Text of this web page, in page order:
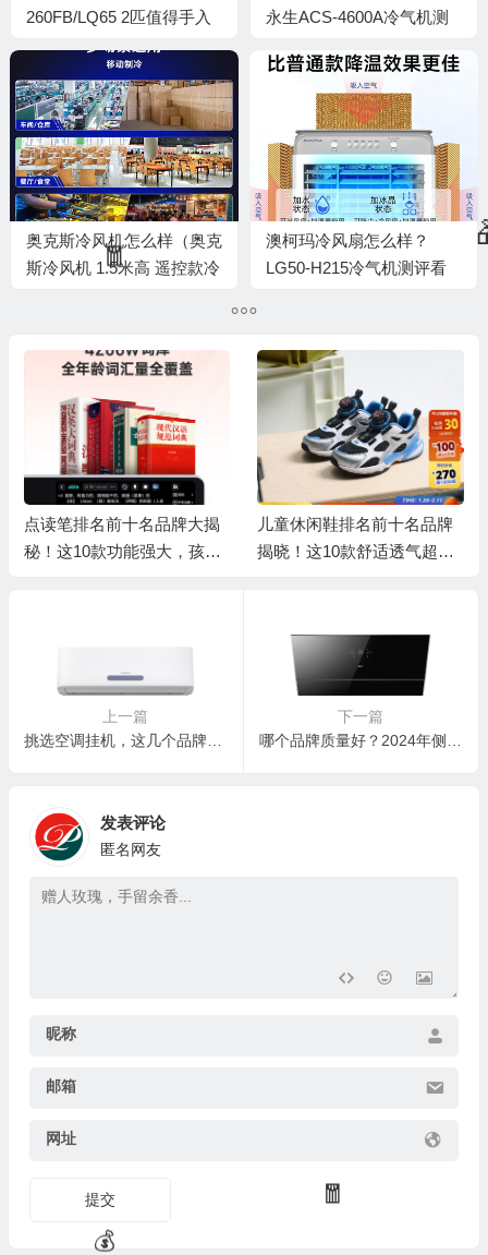
260FB/LQ65 2匹值得手入
永生ACS-4600A冷气机测
奥克斯冷风机怎么样（奥克
斯冷风机 1.5米高 遥控款冷
澳柯玛冷风扇怎么样？
LG50-H215冷气机测评看
点读笔排名前十名品牌大揭
秘！这10款功能强大，孩子
儿童休闲鞋排名前十名品牌
揭晓！这10款舒适透气超好
上一篇
挑选空调挂机，这几个品牌型号不容错过！
下一篇
哪个品牌质量好？2024年侧吸抽油烟机品质最好的品牌推荐
发表评论
匿名网友
昵称
邮箱
网址
提交